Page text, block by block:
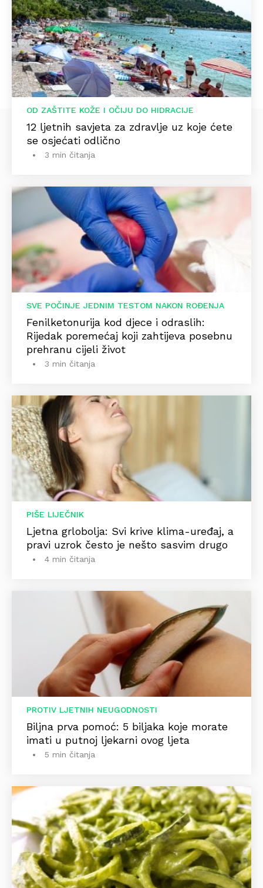
OD ZAŠTITE KOŽE I OČIJU DO HIDRACIJE
12 ljetnih savjeta za zdravlje uz koje ćete
se osjećati odlično
3 min čitanja
SVE POČINJE JEDNIM TESTOM NAKON ROĐENJA
Fenilketonurija kod djece i odraslih:
Rijedak poremećaj koji zahtijeva posebnu
prehranu cijeli život
3 min čitanja
PIŠE LIJEČNIK
Ljetna grlobolja: Svi krive klima-uređaj, a
pravi uzrok često je nešto sasvim drugo
4 min čitanja
PROTIV LJETNIH NEUGODNOSTI
Biljna prva pomoć: 5 biljaka koje morate
imati u putnoj ljekarni ovog ljeta
5 min čitanja